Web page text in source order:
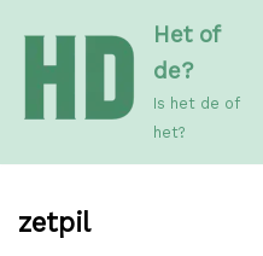
de
inhoud
Het of
de?
Is het de of
het?
zetpil